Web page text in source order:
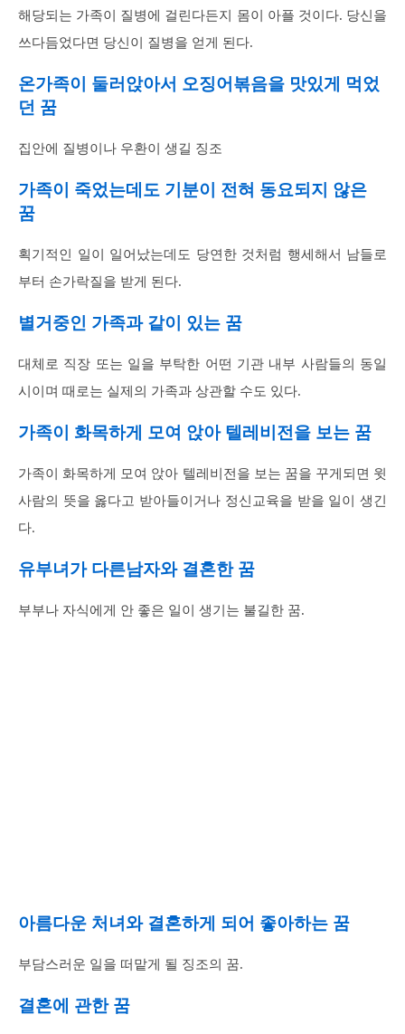
해당되는 가족이 질병에 걸린다든지 몸이 아플 것이다. 당신을
쓰다듬었다면 당신이 질병을 얻게 된다.
온가족이 둘러앉아서 오징어볶음을 맛있게 먹었
던 꿈
집안에 질병이나 우환이 생길 징조
가족이 죽었는데도 기분이 전혀 동요되지 않은
꿈
획기적인 일이 일어났는데도 당연한 것처럼 행세해서 남들로
부터 손가락질을 받게 된다.
별거중인 가족과 같이 있는 꿈
대체로 직장 또는 일을 부탁한 어떤 기관 내부 사람들의 동일
시이며 때로는 실제의 가족과 상관할 수도 있다.
가족이 화목하게 모여 앉아 텔레비전을 보는 꿈
가족이 화목하게 모여 앉아 텔레비전을 보는 꿈을 꾸게되면 윗
사람의 뜻을 옳다고 받아들이거나 정신교육을 받을 일이 생긴
다.
유부녀가 다른남자와 결혼한 꿈
부부나 자식에게 안 좋은 일이 생기는 불길한 꿈.
아름다운 처녀와 결혼하게 되어 좋아하는 꿈
부담스러운 일을 떠맡게 될 징조의 꿈.
결혼에 관한 꿈